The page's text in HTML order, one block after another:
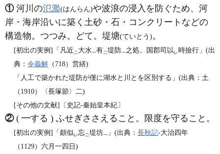
①河川の氾濫(はんらん)や波浪の浸入を防ぐため、河
岸・海岸沿いに築く土砂・石・コンクリートなどの
構造物。つつみ。どて。堤塘(ていとう)。
[初出の実例]「凡近二大水一有二堤防一之処。国郡司以 レ時撿行」(出
典： 令義解 （718）営繕)
「人工で築かれた堤防が僅に湖水と川とを区別する」(出典：土
（1910）〈長塚節〉二)
[その他の文献]〔史記‐秦始皇本紀〕
②( ━する ) ふせぎささえること。限度を守ること。
[初出の実例]「頗似 レ忘二堤坊一 」(出典： 長秋記‐大治四年
（1129）六月一四日)